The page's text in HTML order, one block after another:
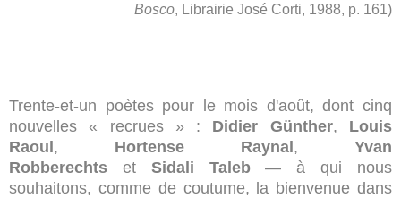
Bosco, Librairie José Corti, 1988, p. 161)
Trente-et-un poètes pour le mois d'août, dont cinq
nouvelles « recrues » :
Didier Günther,
Louis
Raoul, Hortense Raynal, Yvan
Robberechts et Sidali Taleb— à qui nous
souhaitons, comme de coutume, la bienvenue dans